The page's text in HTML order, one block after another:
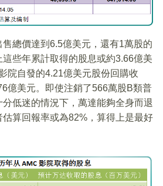
總價達到6.5億美元，還有1萬股的
些年累計取得的股息或約3.66億美
院自發的4.21億美元股份回購收
億美元。即使注銷了566萬股B類普
低迷的情況下，萬達能夠全身而退
算回報率或為82%，算得上是最好